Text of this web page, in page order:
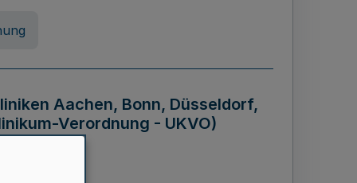
Aachen, Bonn, Düsseldorf,
Verordnung - UKVO)